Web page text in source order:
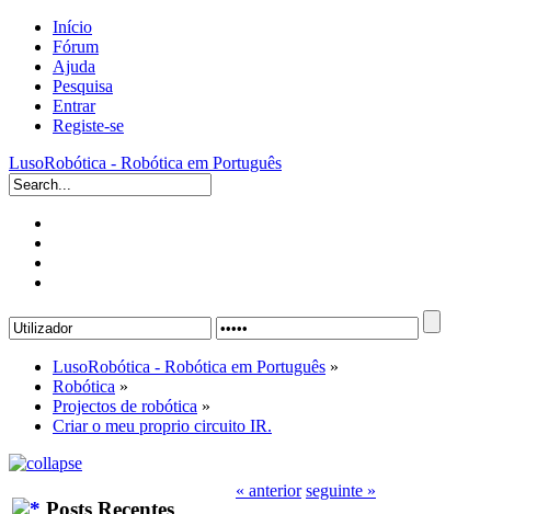
Início
Fórum
Ajuda
Pesquisa
Entrar
Registe-se
LusoRobótica - Robótica em Português
LusoRobótica - Robótica em Português »
Robótica »
Projectos de robótica »
Criar o meu proprio circuito IR.
Posts Recentes
« anterior seguinte »